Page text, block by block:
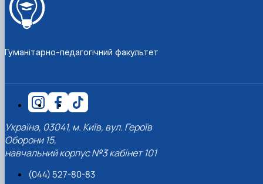
Гуманітарно-педагогічний факультет
Україна, 03041, м. Київ, вул. Героїв
Оборони 15,
навчальний корпус №3 кабінет 101
(044) 527-80-83